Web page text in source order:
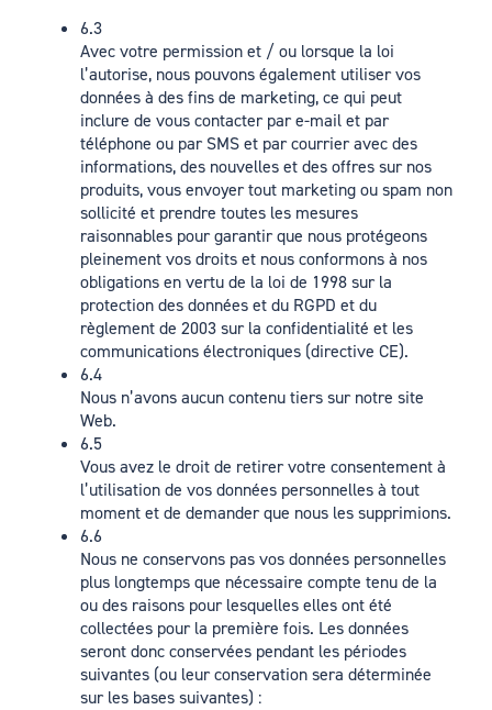
6.3
Avec votre permission et / ou lorsque la loi
l’autorise, nous pouvons également utiliser vos
données à des fins de marketing, ce qui peut
inclure de vous contacter par e-mail et par
téléphone ou par SMS et par courrier avec des
informations, des nouvelles et des offres sur nos
produits, vous envoyer tout marketing ou spam non
sollicité et prendre toutes les mesures
raisonnables pour garantir que nous protégeons
pleinement vos droits et nous conformons à nos
obligations en vertu de la loi de 1998 sur la
protection des données et du RGPD et du
règlement de 2003 sur la confidentialité et les
communications électroniques (directive CE).
6.4
Nous n’avons aucun contenu tiers sur notre site
Web.
6.5
Vous avez le droit de retirer votre consentement à
l’utilisation de vos données personnelles à tout
moment et de demander que nous les supprimions.
6.6
Nous ne conservons pas vos données personnelles
plus longtemps que nécessaire compte tenu de la
ou des raisons pour lesquelles elles ont été
collectées pour la première fois. Les données
seront donc conservées pendant les périodes
suivantes (ou leur conservation sera déterminée
sur les bases suivantes) :